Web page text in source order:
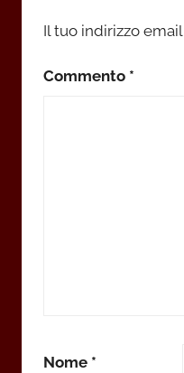
Il tuo indirizzo
Commento *
Nome *